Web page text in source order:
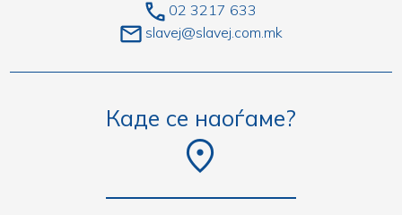
02 3217 633
slavej@slavej.com.mk
Каде се наоѓаме?